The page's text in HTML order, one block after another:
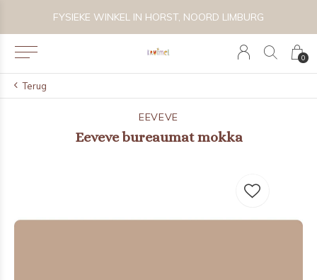
0
FYSIEKE WINKEL IN HORST, NOORD LIMBURG
Terug
EEVEVE
Eeveve bureaumat mokka